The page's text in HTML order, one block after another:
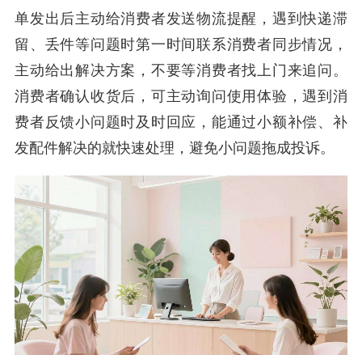
单发出后主动给消费者发送物流提醒，遇到快递滞
留、丢件等问题时第一时间联系消费者同步情况，
主动给出解决方案，不要等消费者找上门来追问。
消费者确认收货后，可主动询问使用体验，遇到消
费者反馈小问题时及时回应，能通过小额补偿、补
发配件解决的就快速处理，避免小问题拖成投诉。